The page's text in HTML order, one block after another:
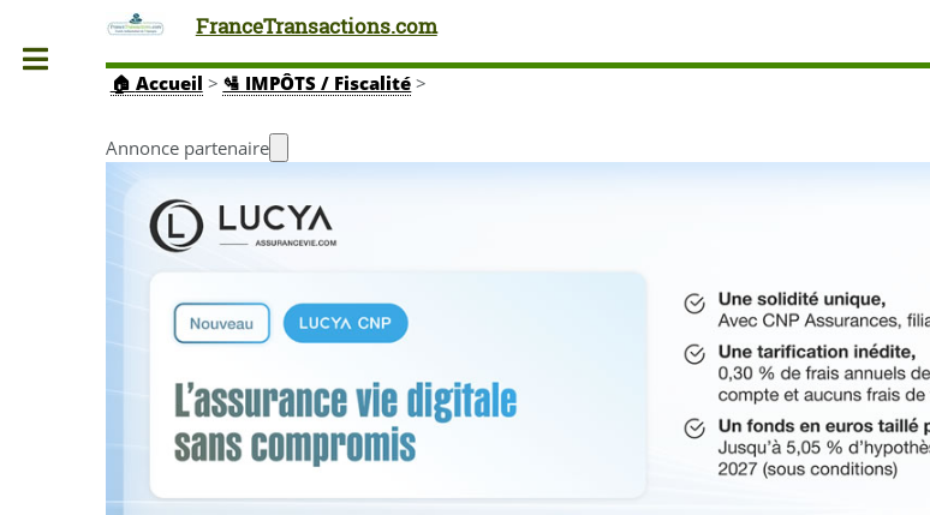
FranceTransactions.com
🏠 Accueil > 🛂 IMPÔTS / Fiscalité >
Annonce partenaire
Toggle